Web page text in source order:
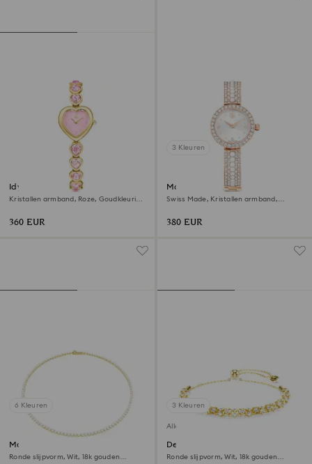
Idyllia Heart horloge
Kristallen armband, Roze, Goudkleurige
360 EUR
3 Kleuren
Matrix pearl armbandhorloge
Swiss Made, Kristallen armband,
380 EUR
6 Kleuren
Matrix Tennisketting
Ronde slijpvorm, Wit, ‎18k gouden
3 Kleuren
Alleen online
Dextera armband
Ronde slijpvorm, Wit, ‎18k gouden